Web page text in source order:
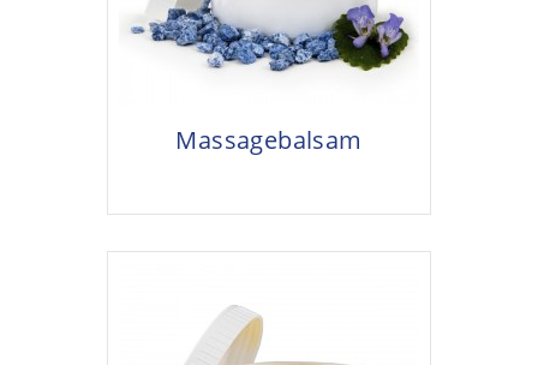
Massagebalsam